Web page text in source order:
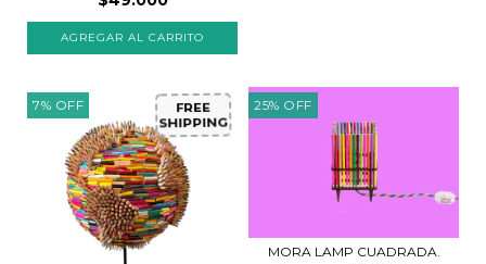
7% OFF FREE
SHIPPING
25% OFF
MORA LAMP CUADRADA.